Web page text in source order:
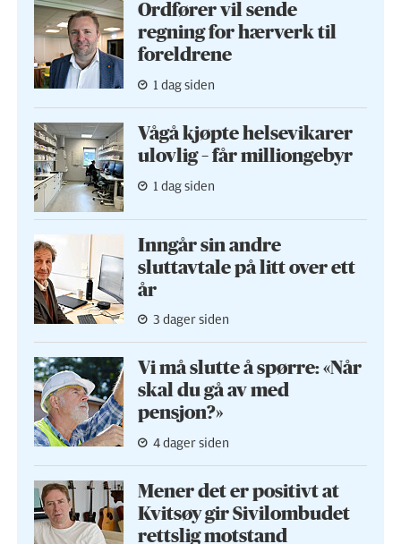
Ordfører vil sende
regning for hærverk til
foreldrene
1 dag siden
Vågå kjøpte helse­vikarer
ulovlig – får milliongebyr
1 dag siden
Inngår sin andre
sluttavtale på litt over ett
år
3 dager siden
Vi må slutte å spørre: «Når
skal du gå av med
pensjon?»
4 dager siden
Mener det er positivt at
Kvitsøy gir Sivilombudet
rettslig motstand